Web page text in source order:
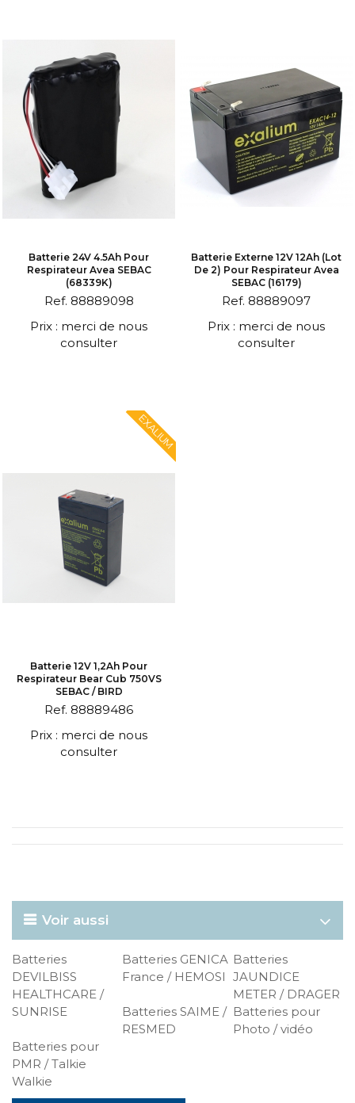
Batterie 24V 4.5Ah Pour
Respirateur Avea SEBAC
(68339K)
Ref. 88889098
Prix : merci de nous
consulter
Batterie Externe 12V 12Ah (lot
De 2) Pour Respirateur Avea
SEBAC (16179)
Ref. 88889097
Prix : merci de nous
consulter
EXALIUM
Batterie 12V 1,2Ah Pour
Respirateur Bear Cub 750VS
SEBAC / BIRD
Ref. 88889486
Prix : merci de nous
consulter
Voir aussi
Batteries
DEVILBISS
HEALTHCARE /
SUNRISE
Batteries GENICA
France / HEMOSI
Batteries
JAUNDICE
METER / DRAGER
Batteries SAIME /
RESMED
Batteries pour
Photo / vidéo
Batteries pour
PMR / Talkie
Walkie